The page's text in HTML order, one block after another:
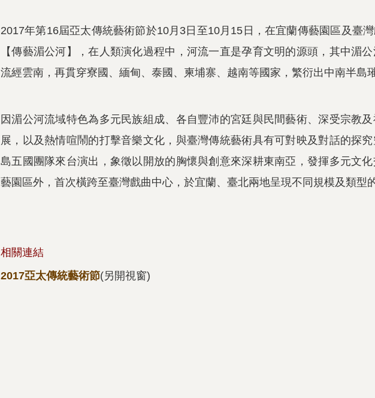
2017年第16屆亞太傳統藝術節於10月3日至10月15日，在宜蘭傳藝園區及臺
【傳藝湄公河】，在人類演化過程中，河流一直是孕育文明的源頭，其中湄
流經雲南，再貫穿寮國、緬甸、泰國、柬埔寨、越南等國家，繁衍出中南半島
因湄公河流域特色為多元民族組成、各自豐沛的宮廷與民間藝術、深受宗教
展，以及熱情喧鬧的打擊音樂文化，與臺灣傳統藝術具有可對映及對話的探
島五國團隊來台演出，象徵以開放的胸懷與創意來深耕東南亞，發揮多元文
藝園區外，首次橫跨至臺灣戲曲中心，於宜蘭、臺北兩地呈現不同規模及類型
相關連結
2017亞太傳統藝術節(另開視窗)